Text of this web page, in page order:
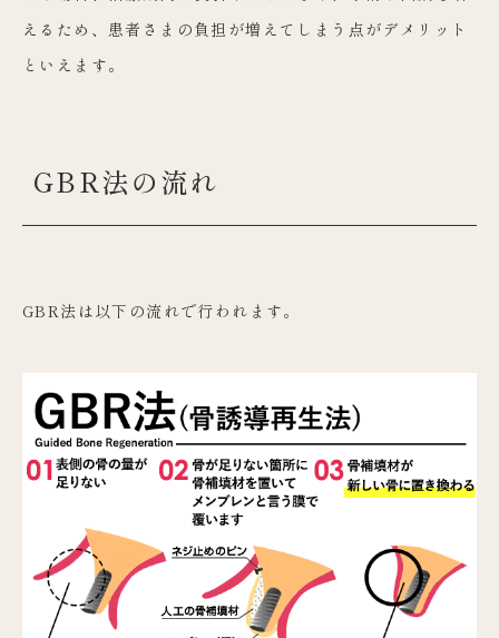
えるため、患者さまの負担が増えてしまう点がデメリット
といえます。
GBR法の流れ
GBR法は以下の流れで行われます。